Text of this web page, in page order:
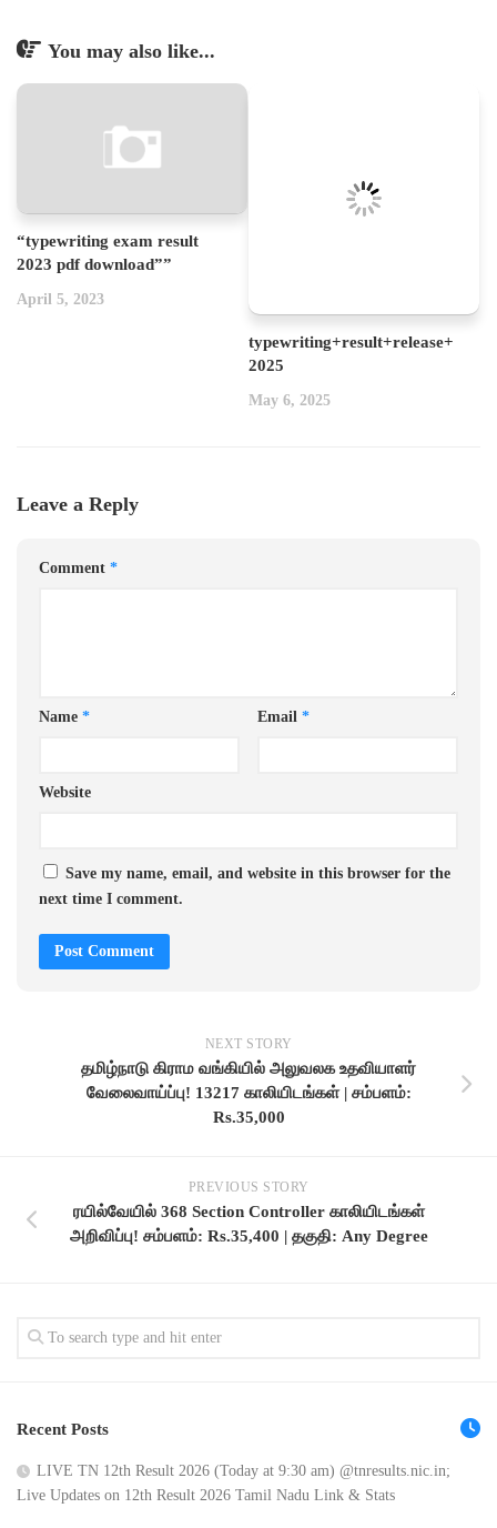
You may also like...
“typewriting exam result
2023 pdf download””
April 5, 2023
typewriting+result+release+
2025
May 6, 2025
Leave a Reply
Comment *
Name * Email *
Website
Save my name, email, and website in this browser for the
next time I comment.
NEXT STORY
தமிழ்நாடு கிராம வங்கியில் அலுவலக உதவியாளர்
வேலைவாய்ப்பு! 13217 காலியிடங்கள் | சம்பளம்:
Rs.35,000
PREVIOUS STORY
ரயில்வேயில் 368 Section Controller காலியிடங்கள்
அறிவிப்பு! சம்பளம்: Rs.35,400 | தகுதி: Any Degree
Recent Posts
LIVE TN 12th Result 2026 (Today at 9:30 am) @tnresults.nic.in;
Live Updates on 12th Result 2026 Tamil Nadu Link & Stats